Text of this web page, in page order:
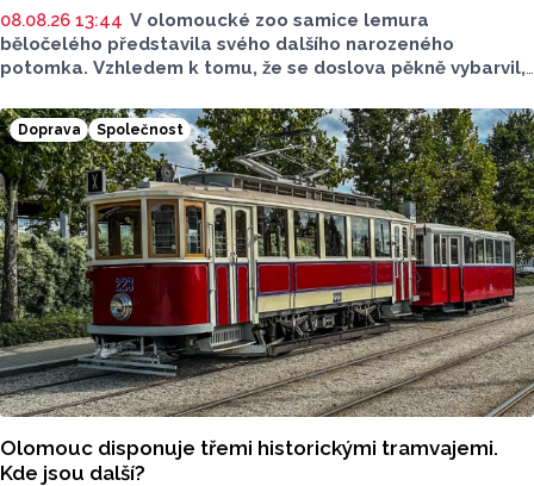
08.08.26 13:44 V olomoucké zoo samice lemura
běločelého představila svého dalšího narozeného
potomka. Vzhledem k tomu, že se doslova pěkně vybarvil,
hnědé, případně hnědošedé, zato samci se pyšní bílým
zbarvením hlavy.
Doprava Společnost
Olomouc disponuje třemi historickými tramvajemi.
Kde jsou další?